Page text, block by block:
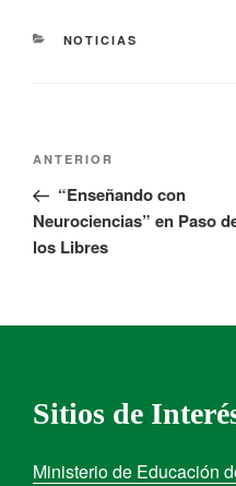
NOTICIAS
ANTERIOR
“Enseñando con
Neurociencias” en Paso
los Libres
Sitios de
Ministerio de Educación